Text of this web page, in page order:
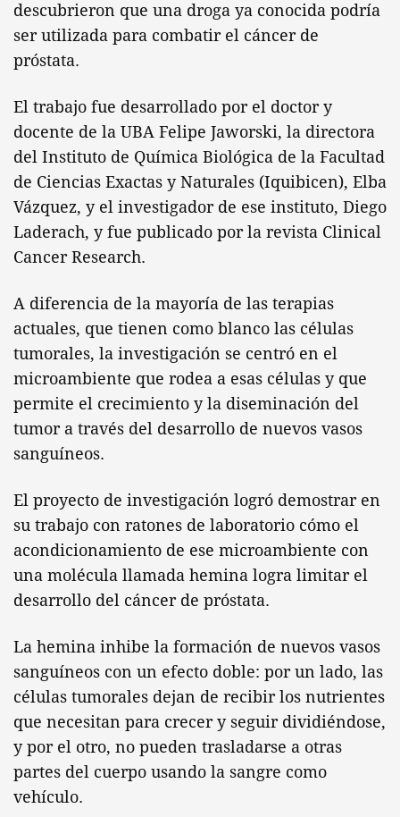
descubrieron que una droga ya conocida podría
ser utilizada para combatir el cáncer de
próstata.
El trabajo fue desarrollado por el doctor y
docente de la UBA Felipe Jaworski, la directora
del Instituto de Química Biológica de la Facultad
de Ciencias Exactas y Naturales (Iquibicen), Elba
Vázquez, y el investigador de ese instituto, Diego
Laderach, y fue publicado por la revista Clinical
Cancer Research.
A diferencia de la mayoría de las terapias
actuales, que tienen como blanco las células
tumorales, la investigación se centró en el
microambiente que rodea a esas células y que
permite el crecimiento y la diseminación del
tumor a través del desarrollo de nuevos vasos
sanguíneos.
El proyecto de investigación logró demostrar en
su trabajo con ratones de laboratorio cómo el
acondicionamiento de ese microambiente con
una molécula llamada hemina logra limitar el
desarrollo del cáncer de próstata.
La hemina inhibe la formación de nuevos vasos
sanguíneos con un efecto doble: por un lado, las
células tumorales dejan de recibir los nutrientes
que necesitan para crecer y seguir dividiéndose,
y por el otro, no pueden trasladarse a otras
partes del cuerpo usando la sangre como
vehículo.